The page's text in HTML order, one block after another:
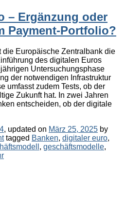
– Ergänzung oder
Payment-Portfolio?
die Europäische Zentralbank die
des digitalen Euros
Untersuchungsphase
der notwendigen Infrastruktur
umfasst zudem Tests, ob der
Zukunft hat. In zwei Jahren
entscheiden, ob der digitale
, updated on März 25, 2025 by
tagged Tags
Banken, digitaler euro,
, geschäftsmodelle,